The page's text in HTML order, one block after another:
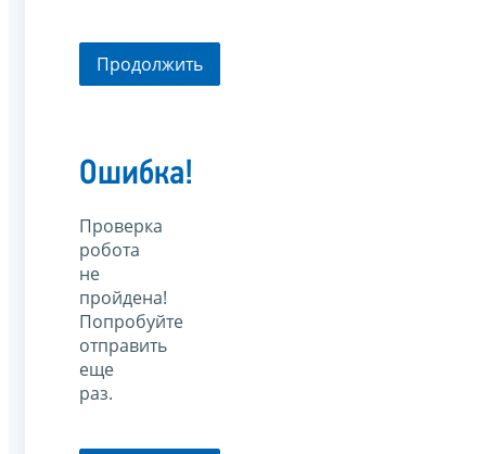
Продолжить
Ошибка!
Проверка
робота
не
пройдена!
Попробуйте
отправить
еще
раз.